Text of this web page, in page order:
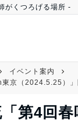
がくつろげる場所 -
イベント案内
京（2024.5.25）
第4回